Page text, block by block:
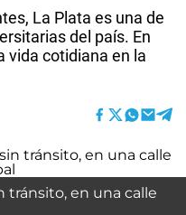
La Plata es una de
del país. En
vida cotidiana en la
tránsito, en una calle